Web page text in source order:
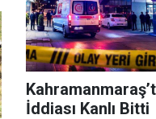
İddiası Kanlı Bitti